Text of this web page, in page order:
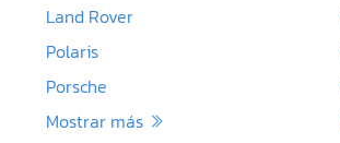
Land Rover
Polaris
Porsche
Mostrar más